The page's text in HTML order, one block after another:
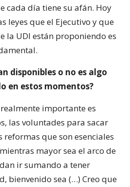
cada día tiene su afán. Hoy
leyes que el Ejecutivo y que
la UDI están proponiendo es
disponibles o no es algo
en estos momentos?
importante es
las voluntades para sacar
que son esenciales
mayor sea el arco de
ir sumando a tener
bienvenido sea (…) Creo que